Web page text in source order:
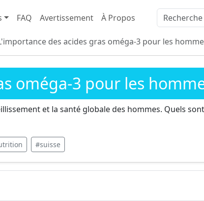
FAQ Avertissement À Propos
des acides gras oméga-3 pour les
oméga-3 pour les
et la santé globale des hommes. Quels
#suisse